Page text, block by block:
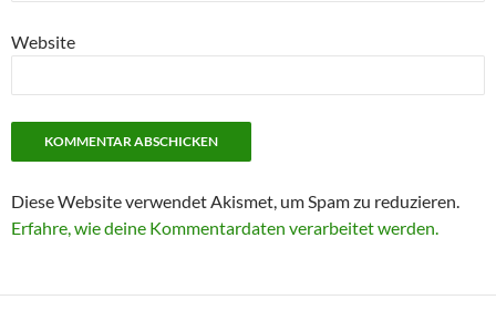
Website
Diese Website verwendet Akismet, um Spam zu reduzieren.
Erfahre, wie deine Kommentardaten verarbeitet werden.